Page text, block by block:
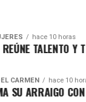
noticias al
oficial de
y recibe las
de Quintana
hace 10 horas
TALENTO Y
CARMEN hace 10
CON